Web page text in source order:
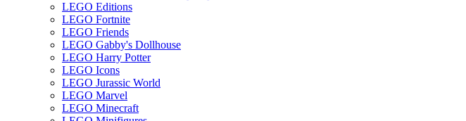
LEGO Editions
LEGO Fortnite
LEGO Friends
LEGO Gabby's Dollhouse
LEGO Harry Potter
LEGO Icons
LEGO Jurassic World
LEGO Marvel
LEGO Minecraft